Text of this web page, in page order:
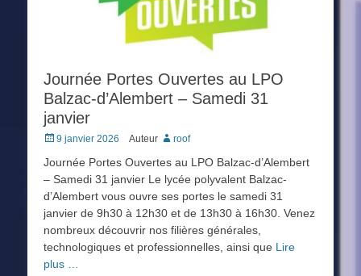
Journée Portes Ouvertes au LPO
Balzac-d’Alembert – Samedi 31
janvier
Posted
9 janvier 2026 Auteur roof
Journée Portes Ouvertes au LPO Balzac-d’Alembert
– Samedi 31 janvier Le lycée polyvalent Balzac-
d’Alembert vous ouvre ses portes le samedi 31
janvier de 9h30 à 12h30 et de 13h30 à 16h30. Venez
nombreux découvrir nos filières générales,
technologiques et professionnelles, ainsi que Lire
plus …